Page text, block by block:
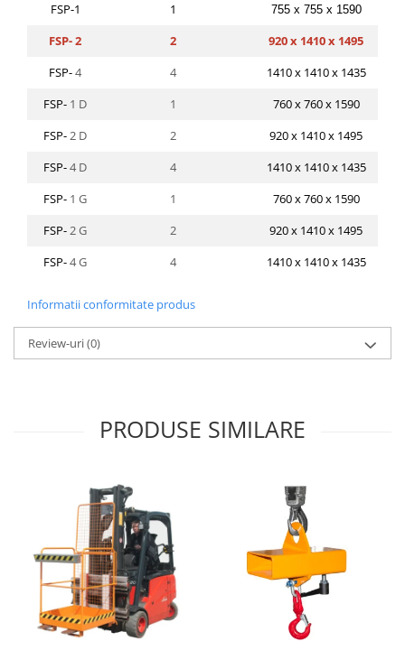
FSP-1 1 755 x 755 x 1590
FSP-2 2
920 x 1410 x 1495
FSP-4 4
1410 x 1410 x 1435
FSP- 1 D 1
760 x 760 x 1590
FSP-2 D 2
920 x 1410 x 1495
FSP-4 D 4
1410 x 1410 x 1435
FSP- 1 G 1
760 x 760 x 1590
FSP-2 G 2
920 x 1410 x 1495
FSP-4 G 4 1410 x 1410 x 1435
Informatii conformitate produs
Review-uri(0)
PRODUSE SIMILARE